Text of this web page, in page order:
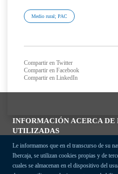
INFORMACIÓN ACERCA DE
UTILIZADAS
Le informamos que en el transcurso de su
Ibercaja, se utilizan cookies propias y de
cuales se almacenan en el dispositivo del
Medio rural; PAC
Compartir en Twitter
Compartir en Facebook
Compartir en LinkedIn